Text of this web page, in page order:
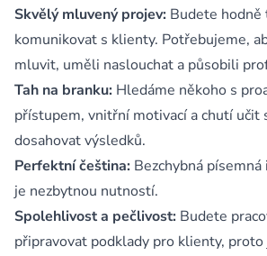
Skvělý mluvený projev: Budete
komunikovat s klienty. Potřebujeme,
mluvit, uměli naslouchat a působili
Tah na branku: Hledáme někoho s
přístupem, vnitřní motivací a chutí učit
dosahovat výsledků.
Perfektní čeština: Bezchybná
je nezbytnou nutností.
Spolehlivost a pečlivost: Budete
připravovat podklady pro klienty,